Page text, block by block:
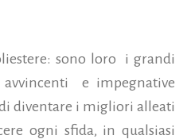
sono loro i grandi
e impegnative
diventare i migliori alleati
ogni sfida, in qualsiasi